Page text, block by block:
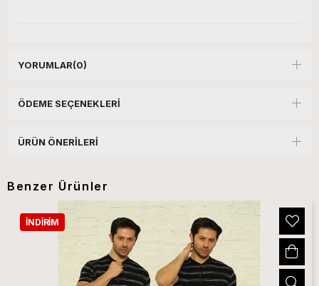
YORUMLAR(0)
ÖDEME SEÇENEKLERI
ÜRÜN ÖNERILERI
Benzer Ürünler
İNDIRIM